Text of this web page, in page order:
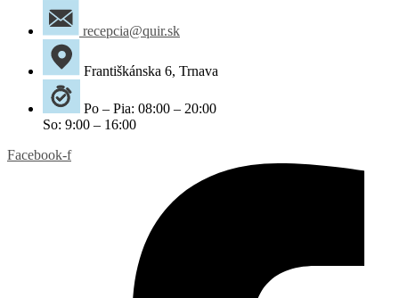
recepcia@quir.sk
Františkánska 6, Trnava
Po – Pia: 08:00 – 20:00
So: 9:00 – 16:00
Facebook-f